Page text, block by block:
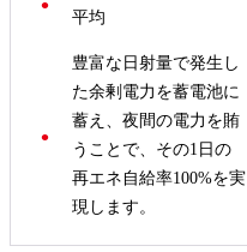
平均
豊富な日射量で発生し
た余剰電力を蓄電池に
蓄え、夜間の電力を賄
うことで、その1日の
再エネ自給率100%を実
現します。